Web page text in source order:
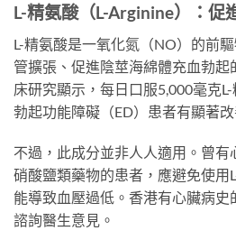
L-精氨酸（L-Arginine）：促
L-精氨酸是一氧化氮（NO）的前
管擴張、促進陰莖海綿體充血勃
床研究顯示，每日口服5,000毫克
勃起功能障礙（ED）患者有顯著改
不過，此成分並非人人適用。曾有
硝酸鹽類藥物的患者，應避免使用
能導致血壓過低。香港有心臟病
諮詢醫生意見。